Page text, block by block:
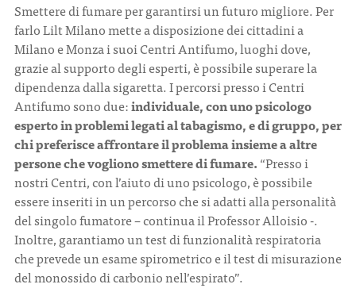
Smettere di fumare per garantirsi un futuro migliore. Per
farlo Lilt Milano mette a disposizione dei cittadini a
Milano e Monza i suoi Centri Antifumo, luoghi dove,
grazie al supporto degli esperti, è possibile superare la
dipendenza dalla sigaretta. I percorsi presso i Centri
Antifumo sono due:individuale, con uno psicologo
esperto in problemi legati al tabagismo, e di gruppo, per
chi preferisce affrontare il problema insieme a altre
persone che vogliono smettere di fumare.“Presso i
nostri Centri, con l’aiuto di uno psicologo, è possibile
essere inseriti in un percorso che si adatti alla personalità
del singolo fumatore – continua il Professor Alloisio -.
Inoltre, garantiamo un test di funzionalità respiratoria
che prevede un esame spirometrico e il test di misurazione
del monossido di carbonio nell’espirato”.